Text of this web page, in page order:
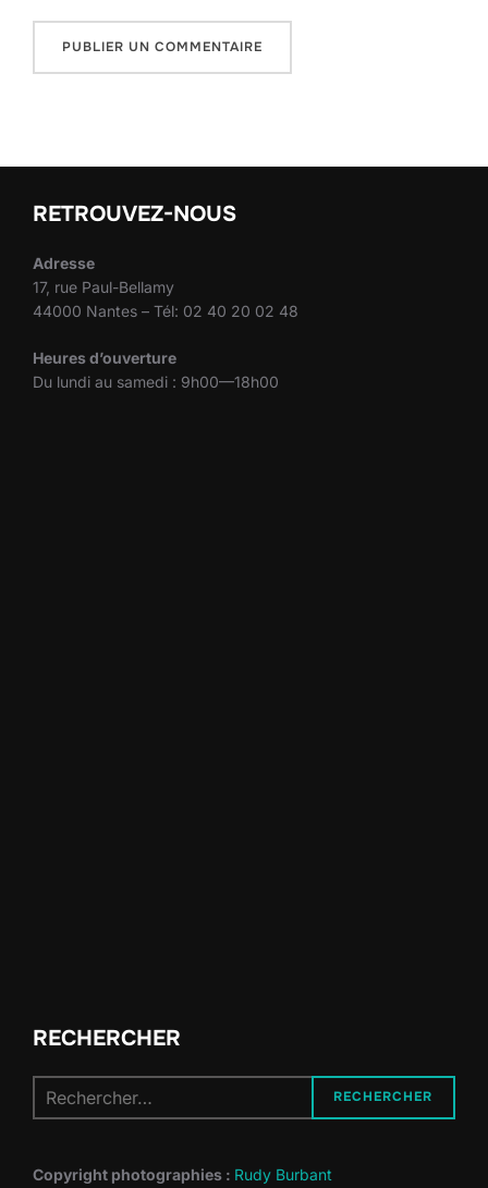
RETROUVEZ-NOUS
Adresse
17, rue Paul-Bellamy
44000 Nantes – Tél: 02 40 20 02 48
Heures d’ouverture
Du lundi au samedi : 9h00—18h00
RECHERCHER
pour :
RECHERCHER
Copyright photographies : Rudy Burbant